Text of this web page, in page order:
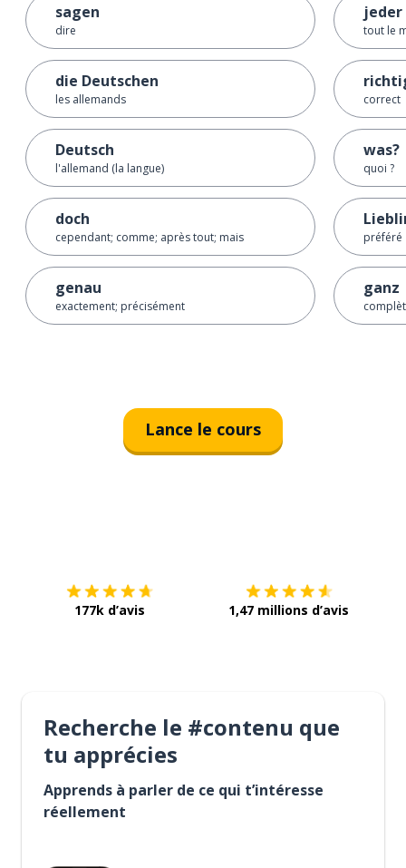
sagen
dire
die Deutschen
les allemands
Deutsch
l'allemand (la langue)
doch
cependant; comme; après tout; mais
genau
exactement; précisément
jeder
tout le
correct
was?
quoi ?
préféré
ganz
Lance le cours
177k d’avis 1,47 millions d’avis
Recherche le #contenu que
tu apprécies
Apprends à parler de ce qui t’intéresse
réellement